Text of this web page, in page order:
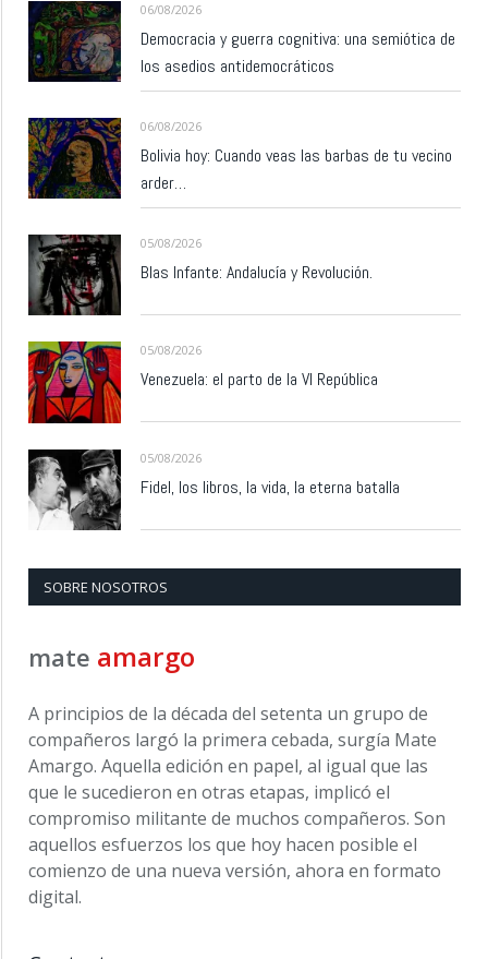
06/08/2026
Democracia y guerra cognitiva: una semiótica de
los asedios antidemocráticos
06/08/2026
Bolivia hoy: Cuando veas las barbas de tu vecino
arder…
05/08/2026
Blas Infante: Andalucía y Revolución.
05/08/2026
Venezuela: el parto de la VI República
05/08/2026
Fidel, los libros, la vida, la eterna batalla
SOBRE NOSOTROS
mate amargo
A principios de la década del setenta un grupo de
compañeros largó la primera cebada, surgía Mate
Amargo. Aquella edición en papel, al igual que las
que le sucedieron en otras etapas, implicó el
compromiso militante de muchos compañeros. Son
aquellos esfuerzos los que hoy hacen posible el
comienzo de una nueva versión, ahora en formato
digital.